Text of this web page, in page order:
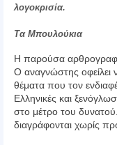
λογοκρισία.
Τα Μπουλούκια
Η παρούσα
Ο αναγνώστης οφείλει
θέματα που τον
Ελληνικές και
στο μέτρο του
διαγράφονται χωρίς